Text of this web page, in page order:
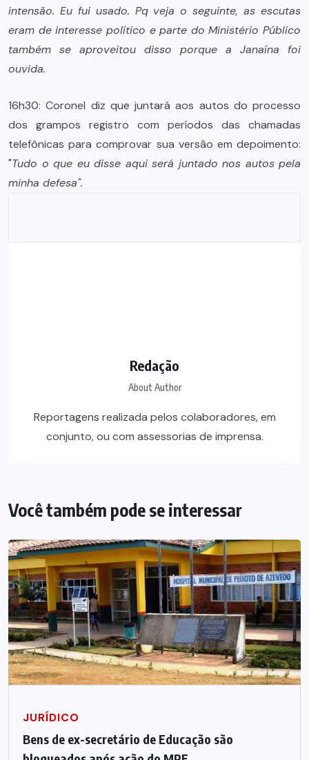
intensão. Eu fui usado. Pq veja o seguinte, as escutas
eram de interesse político e parte do Ministério Público
também se aproveitou disso porque a Janaína foi
ouvida.
16h30: Coronel diz que juntará aos autos do processo
dos grampos registro com períodos das chamadas
telefônicas para comprovar sua versão em depoimento:
"Tudo o que eu disse aqui será juntado nos autos pela
minha defesa".
Redação
About Author
Reportagens realizada pelos colaboradores, em
conjunto, ou com assessorias de imprensa.
Você também pode se interessar
JURÍDICO
Bens de ex-secretário de Educação são